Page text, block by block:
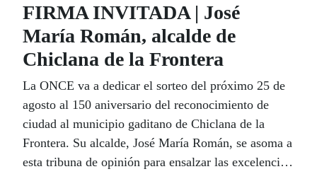
FIRMA INVITADA | José
María Román, alcalde de
Chiclana de la Frontera
La ONCE va a dedicar el sorteo del próximo 25 de
agosto al 150 aniversario del reconocimiento de
ciudad al municipio gaditano de Chiclana de la
Frontera. Su alcalde, José María Román, se asoma a
esta tribuna de opinión para ensalzar las excelencias